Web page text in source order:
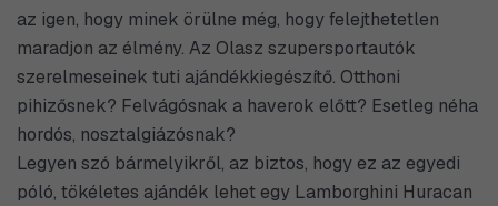
az igen, hogy minek örülne még, hogy felejthetetlen
maradjon az élmény. Az Olasz szupersportautók
szerelmeseinek tuti ajándékkiegészítő. Otthoni
pihizősnek? Felvágósnak a haverok előtt? Esetleg néha
hordós, nosztalgiázósnak?
Legyen szó bármelyikről, az biztos, hogy ez az egyedi
póló, tökéletes ajándék lehet egy Lamborghini Huracan